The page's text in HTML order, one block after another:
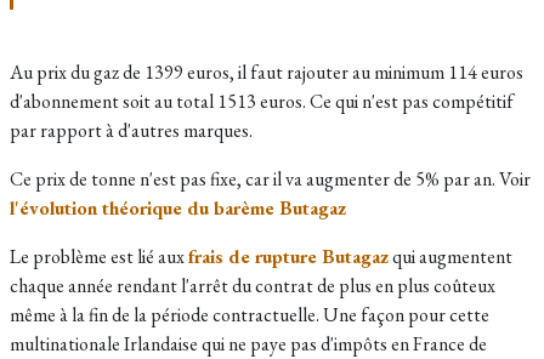
Au prix du gaz de 1399 euros, il faut rajouter au minimum 114 euros
d'abonnement soit au total 1513 euros. Ce qui n'est pas compétitif
par rapport à d'autres marques.
Ce prix de tonne n'est pas fixe, car il va augmenter de 5% par an. Voir
l'évolution théorique du barème Butagaz
Le problème est lié auxfrais de rupture Butagazqui augmentent
chaque année rendant l'arrêt du contrat de plus en plus coûteux
même à la fin de la période contractuelle. Une façon pour cette
multinationale Irlandaise qui ne paye pas d'impôts en France de